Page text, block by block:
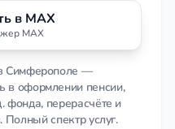
в MAX
MAX
Симферополе —
в оформлении пенсии,
фонда, перерасчёте и
спектр услуг.